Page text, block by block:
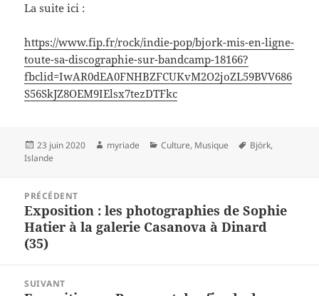
La suite ici :
https://www.fip.fr/rock/indie-pop/bjork-mis-en-ligne-
toute-sa-discographie-sur-bandcamp-18166?
fbclid=IwAR0dEA0FNHBZFCUKvM2O2joZL59BVV686
S56SkJZ8OEM9IElsx7tezDTFkc
Publié
le
23 juin 2020 Auteur
myriade Catégories
Culture, Musique
Mots-
Björk,
Islande
l’article
PRÉCÉDENT
Article
précédent :
Exposition : les photographies de Sophie
Hatier à la galerie Casanova à Dinard
(35)
SUIVANT